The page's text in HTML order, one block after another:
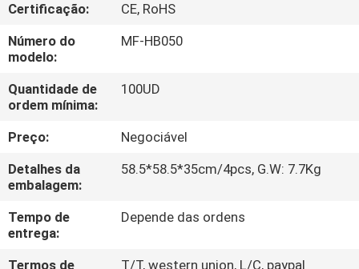
EXCURSÃO
DA
FÁBRICA
CONTROLE
DA
QUALIDADE
CONTACTE-
Certificação:
CE, RoHS
Número do
modelo:
MF-HB050
Quantidade de
ordem mínima:
100UD
Preço:
Negociável
Detalhes da
embalagem:
58.5*58.5*35cm/4pcs, G.W: 7.7Kg
Tempo de
entrega:
Depende das ordens
Termos de
T/T, western union, L/C, paypal